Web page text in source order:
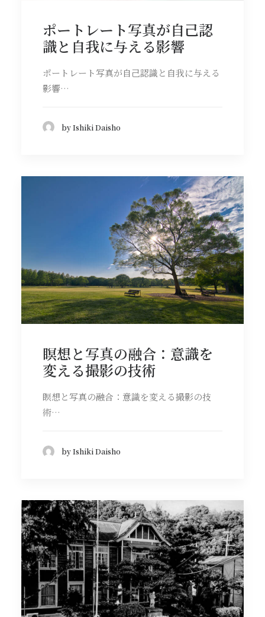
ポートレート写真が自己認
識と自我に与える影響
ポートレート写真が自己認識と自我に与える
影響…
by Ishiki Daisho
瞑想と写真の融合：意識を
変える撮影の技術
瞑想と写真の融合：意識を変える撮影の技
術…
by Ishiki Daisho